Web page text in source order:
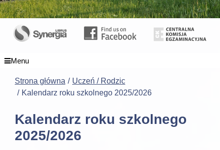
Menu
Strona główna
Uczeń / Rodzic
Kalendarz roku szkolnego 2025/2026
Kalendarz roku szkolnego
2025/2026